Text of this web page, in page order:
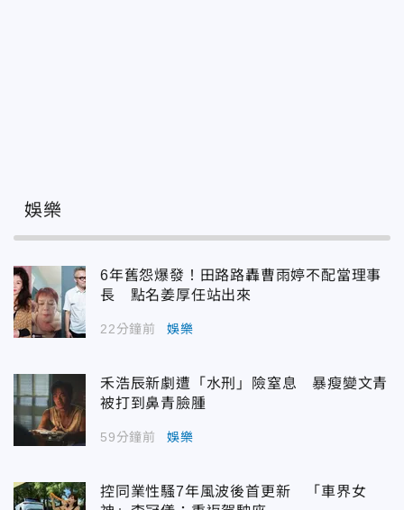
娛樂
6年舊怨爆發！田路路轟曹雨婷不配當理事
長 點名姜厚任站出來
22分鐘前 娛樂
禾浩辰新劇遭「水刑」險窒息 暴瘦變文青
被打到鼻青臉腫
59分鐘前 娛樂
控同業性騷7年風波後首更新 「車界女